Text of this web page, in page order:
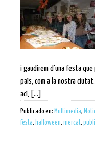
i gaudirem d'una festa
país, com a la nostra
ací, [...]
Publicado en: Multimedia,
festa, halloween, mercat,